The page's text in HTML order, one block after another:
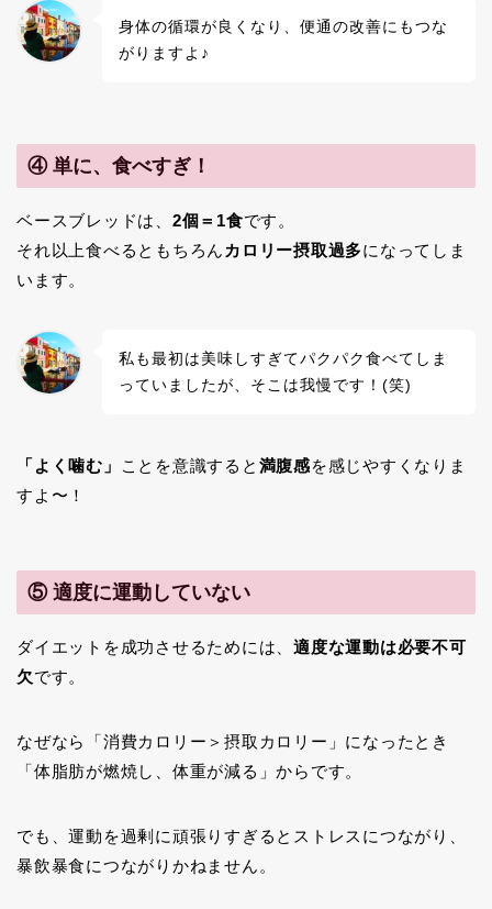
身体の循環が良くなり、便通の改善にもつな
がりますよ♪
④ 単に、食べすぎ！
ベースブレッドは、 2個＝1食です。
それ以上食べるともちろん カロリー摂取過多になってしま
います。
私も最初は美味しすぎてパクパク食べてしま
っていましたが、そこは我慢です！(笑)
「よく噛む」 ことを意識すると 満腹感を感じやすくなりま
すよ〜！
⑤ 適度に運動していない
ダイエットを成功させるためには、適度な運動は必要不可
欠です。
なぜなら「消費カロリー＞摂取カロリー」になったとき
「体脂肪が燃焼し、体重が減る」からです。
でも、運動を過剰に頑張りすぎるとストレスにつながり、
暴飲暴食につながりかねません。